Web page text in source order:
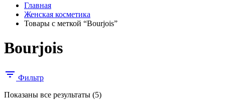
Главная
Женская косметика
Товары с меткой “Bourjois”
Bourjois
Фильтр
Показаны все результаты (5)Сортировка: